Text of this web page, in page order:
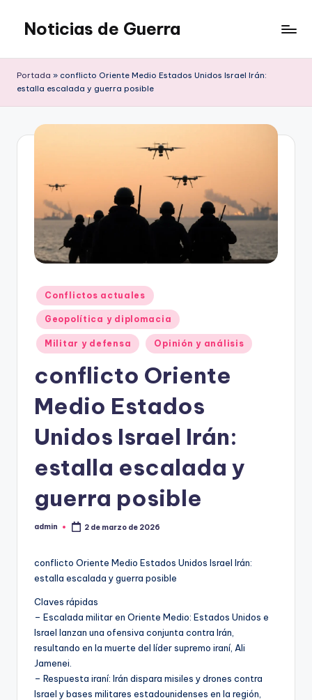
Saltar
contenido
Noticias de Guerra
Portada » conflicto Oriente Medio Estados Unidos Israel Irán:
estalla escalada y guerra posible
Publicado
en
Conflictos actuales
Geopolítica y diplomacia
Militar y defensa Opinión y análisis
conflicto Oriente
Medio Estados
Unidos Israel Irán:
estalla escalada y
guerra posible
Publicado
admin 2 de marzo de 2026
conflicto Oriente Medio Estados Unidos Israel Irán:
estalla escalada y guerra posible
Claves rápidas
– Escalada militar en Oriente Medio: Estados Unidos e
Israel lanzan una ofensiva conjunta contra Irán,
resultando en la muerte del líder supremo iraní, Ali
Jamenei.
– Respuesta iraní: Irán dispara misiles y drones contra
Israel y bases militares estadounidenses en la región,